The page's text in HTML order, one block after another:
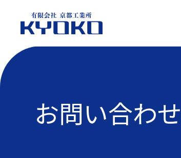
Skip
to
content
お問い合わせ